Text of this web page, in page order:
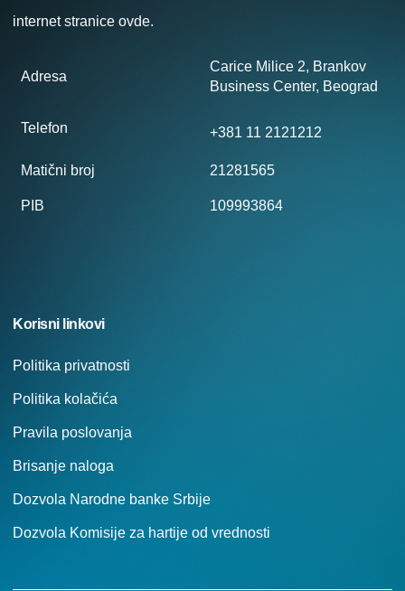
internet stranice ovde.
Adresa
Carice Milice 2, Brankov
Business Center, Beograd
Telefon +381 11 2121212
Matični broj 21281565
PIB 109993864
Korisni linkovi
Politika privatnosti
Politika kolačića
Pravila poslovanja
Brisanje naloga
Dozvola Narodne banke Srbije
Dozvola Komisije za hartije od vrednosti